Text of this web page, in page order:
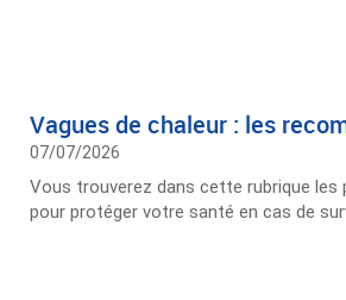
Vagues de chaleur : les
07/07/2026
Vous trouverez dans cette rubrique
pour protéger votre santé en cas de